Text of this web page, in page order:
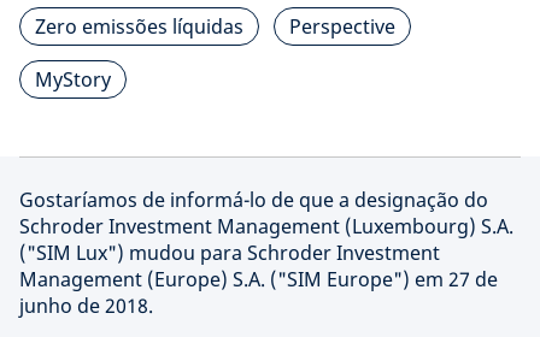
Zero emissões líquidas
Perspective
MyStory
Gostaríamos de informá-lo de que a designação do
Schroder Investment Management (Luxembourg) S.A.
("SIM Lux") mudou para Schroder Investment
Management (Europe) S.A. ("SIM Europe") em 27 de
junho de 2018.